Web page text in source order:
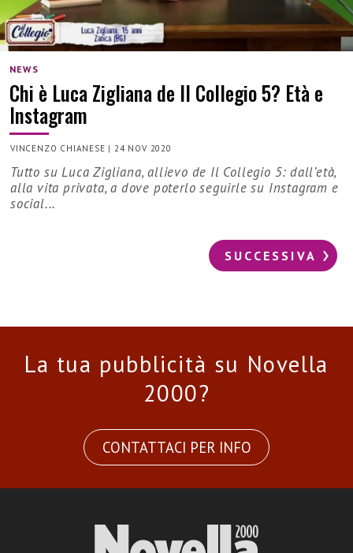
NEWS
Chi è Luca Zigliana de Il Collegio 5? Età e
Instagram
VINCENZO CHIANESE |24 NOV 2020
Tutto su Luca Zigliana, allievo de Il Collegio 5: dall’età,
alla vita privata, a dove poterlo seguirle su Instagram e
social...
SUCCESSIVA
La tua pubblicità su Novella
2000?
CONTATTACI PER INFO